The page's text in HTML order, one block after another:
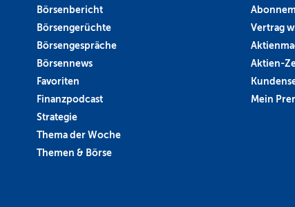
Börsenbericht
Börsengerüchte
Börsengespräche
Börsennews
Favoriten
Finanzpodcast
Strategie
Thema der Woche
Themen & Börse
Vertrag
Aktien-
Mein